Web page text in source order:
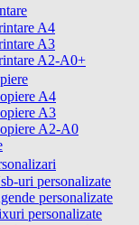
A4
A3
A2-A0+
A4
A3
A2-A0
uri personalizate
personalizate
personalizate